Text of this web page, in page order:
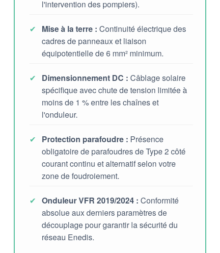
l'intervention des pompiers).
✔ Mise à la terre : Continuité électrique des
cadres de panneaux et liaison
équipotentielle de 6 mm² minimum.
✔ Dimensionnement DC : Câblage solaire
spécifique avec chute de tension limitée à
moins de 1 % entre les chaînes et
l'onduleur.
✔ Protection parafoudre : Présence
obligatoire de parafoudres de Type 2 côté
courant continu et alternatif selon votre
zone de foudroiement.
✔ Onduleur VFR 2019/2024 : Conformité
absolue aux derniers paramètres de
découplage pour garantir la sécurité du
réseau Enedis.